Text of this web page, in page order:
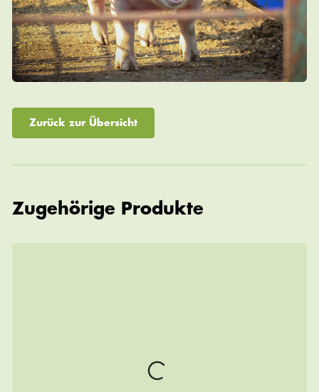
Zurück zur Übersicht
Zugehörige Produkte